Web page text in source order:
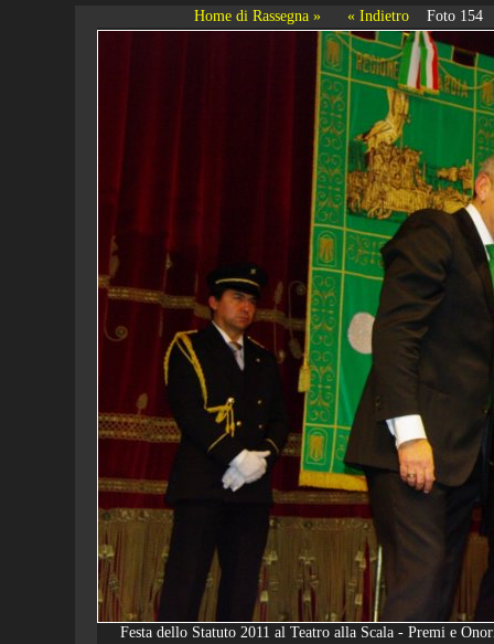
Home di Rassegna » « Indietro Foto 154
Festa dello Statuto 2011 al Teatro alla Scala - Premi e